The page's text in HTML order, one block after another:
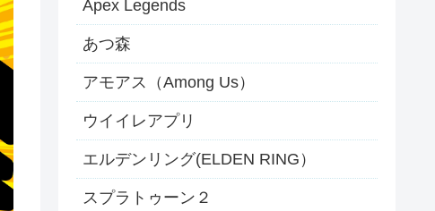
Apex Legends
あつ森
アモアス（Among Us）
ウイイレアプリ
エルデンリング(ELDEN RING）
スプラトゥーン２